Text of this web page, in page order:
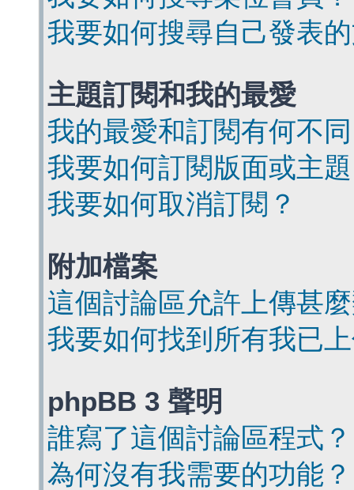
我要如何搜尋自己發表
主題訂閱和我的最愛
我的最愛和訂閱有何不
我要如何訂閱版面或主
我要如何取消訂閱？
附加檔案
這個討論區允許上傳甚
我要如何找到所有我已
phpBB 3 聲明
誰寫了這個討論區程式？
為何沒有我需要的功能？